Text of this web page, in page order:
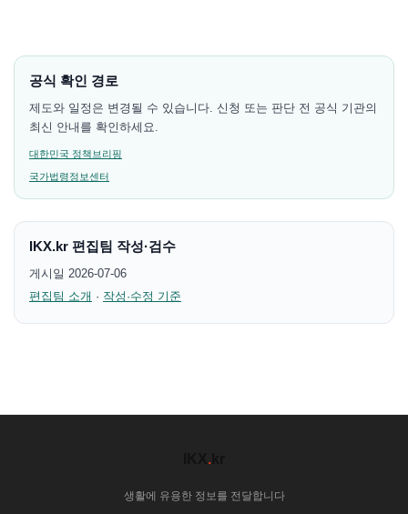
공식 확인 경로
제도와 일정은 변경될 수 있습니다. 신청 또는 판단 전 공식 기관의
최신 안내를 확인하세요.
대한민국 정책브리핑
국가법령정보센터
IKX.kr 편집팀 작성·검수
게시일 2026-07-06
편집팀 소개 · 작성·수정 기준
.
생활에 유용한 정보를 전달합니다